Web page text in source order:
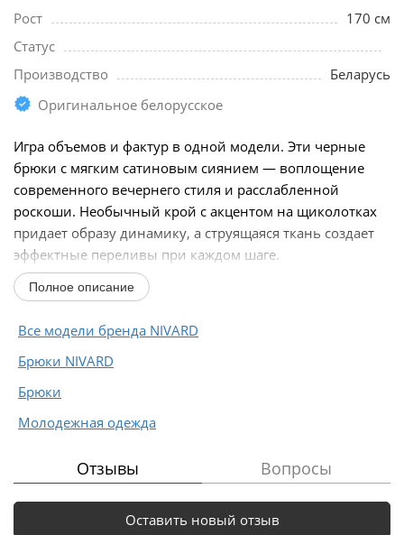
Рост
170 см
Статус
Производство
Беларусь
Оригинальное белорусское
Игра объемов и фактур в одной модели. Эти черные
брюки с мягким сатиновым сиянием — воплощение
современного вечернего стиля и расслабленной
роскоши. Необычный крой с акцентом на щиколотках
придает образу динамику, а струящаяся ткань создает
эффектные переливы при каждом шаге.
Детали брюк:
•...
Полное описание
Все модели бренда NIVARD
Брюки NIVARD
Брюки
Молодежная одежда
Отзывы Вопросы
Оставить новый отзыв